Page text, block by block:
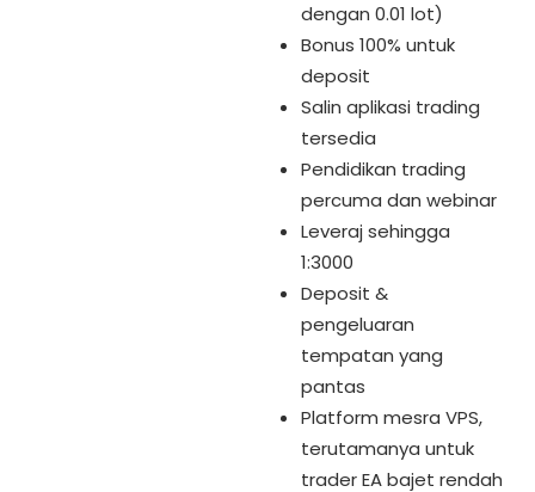
dengan 0.01 lot)
Bonus 100% untuk
deposit
Salin aplikasi trading
tersedia
Pendidikan trading
percuma dan webinar
Leveraj sehingga
1:3000
Deposit &
pengeluaran
tempatan yang
pantas
Platform mesra VPS,
terutamanya untuk
trader EA bajet rendah